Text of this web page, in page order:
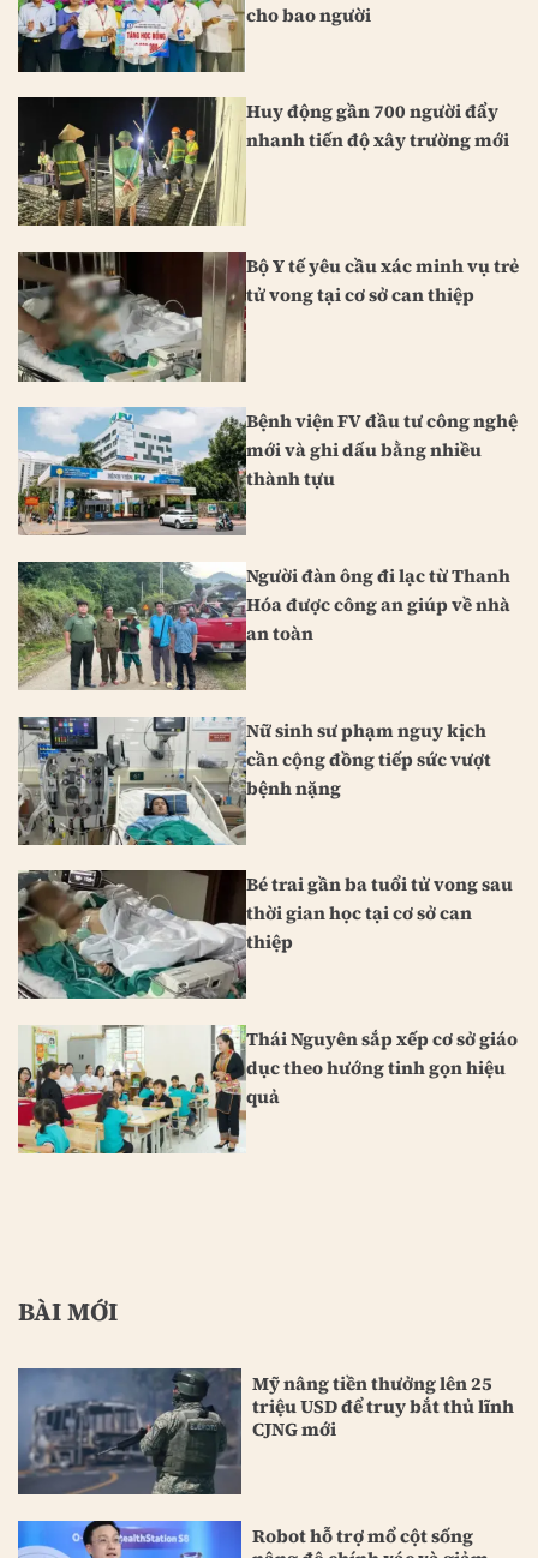
cho bao người
Huy động gần 700 người đẩy
nhanh tiến độ xây trường mới
Bộ Y tế yêu cầu xác minh vụ trẻ
tử vong tại cơ sở can thiệp
Bệnh viện FV đầu tư công nghệ
mới và ghi dấu bằng nhiều
thành tựu
Người đàn ông đi lạc từ Thanh
Hóa được công an giúp về nhà
an toàn
Nữ sinh sư phạm nguy kịch
cần cộng đồng tiếp sức vượt
bệnh nặng
Bé trai gần ba tuổi tử vong sau
thời gian học tại cơ sở can
thiệp
Thái Nguyên sắp xếp cơ sở giáo
dục theo hướng tinh gọn hiệu
quả
BÀI MỚI
Mỹ nâng tiền thưởng lên 25
triệu USD để truy bắt thủ lĩnh
CJNG mới
Robot hỗ trợ mổ cột sống